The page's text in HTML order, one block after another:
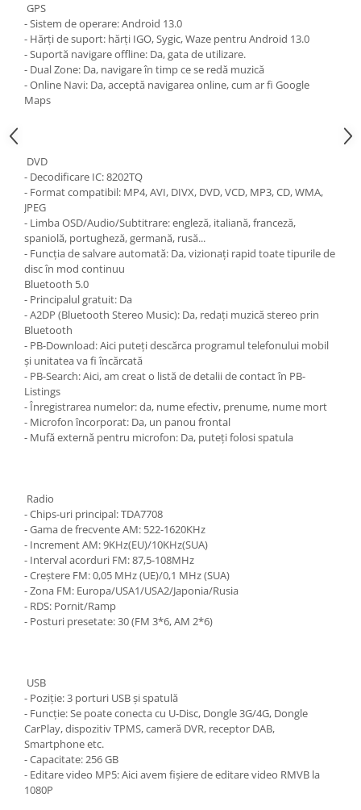
GPS
- Sistem de operare: Android 13.0
- Hărți de suport: hărți IGO, Sygic, Waze pentru Android 13.0
- Suportă navigare offline: Da, gata de utilizare.
- Dual Zone: Da, navigare în timp ce se redă muzică
- Online Navi: Da, acceptă navigarea online, cum ar fi Google
Maps
DVD
- Decodificare IC: 8202TQ
- Format compatibil: MP4, AVI, DIVX, DVD, VCD, MP3, CD, WMA,
JPEG
- Limba OSD/Audio/Subtitrare: engleză, italiană, franceză,
spaniolă, portugheză, germană, rusă...
- Funcția de salvare automată: Da, vizionați rapid toate tipurile de
disc în mod continuu
Bluetooth 5.0
- Principalul gratuit: Da
- A2DP (Bluetooth Stereo Music): Da, redați muzică stereo prin
Bluetooth
- PB-Download: Aici puteți descărca programul telefonului mobil
și unitatea va fi încărcată
- PB-Search: Aici, am creat o listă de detalii de contact în PB-
Listings
- Înregistrarea numelor: da, nume efectiv, prenume, nume mort
- Microfon încorporat: Da, un panou frontal
- Mufă externă pentru microfon: Da, puteți folosi spatula
Radio
- Chips-uri principal: TDA7708
- Gama de frecvente AM: 522-1620KHz
- Increment AM: 9KHz(EU)/10KHz(SUA)
- Interval acorduri FM: 87,5-108MHz
- Creștere FM: 0,05 MHz (UE)/0,1 MHz (SUA)
- Zona FM: Europa/USA1/USA2/Japonia/Rusia
- RDS: Pornit/Ramp
- Posturi presetate: 30 (FM 3*6, AM 2*6)
USB
- Poziție: 3 porturi USB și spatulă
- Funcție: Se poate conecta cu U-Disc, Dongle 3G/4G, Dongle
CarPlay, dispozitiv TPMS, cameră DVR, receptor DAB,
Smartphone etc.
- Capacitate: 256 GB
- Editare video MP5: Aici avem fișiere de editare video RMVB la
1080P